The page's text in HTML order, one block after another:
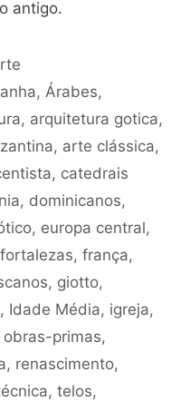
antigo.
,Árabes,
, arquitetura gotica,
, arte clássica,
, catedrais
, dominicanos,
, europa central,
fortalezas, frança,
, giotto,
, Idade Média, igreja,
obras-primas,
, renascimento,
, telos,